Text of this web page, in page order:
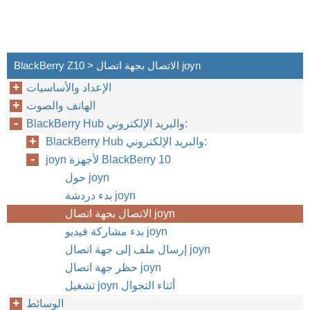
BlackBerry Z10 > الاتصال بجهة اتصال joyn
الإعداد والأساسيات
الهاتف والصوت
BlackBerry Hub والبريد الإلكتروني:
BlackBerry Hub والبريد الإلكتروني:
joyn لأجهزة BlackBerry 10
حول joyn
بدء دردشة joyn
الاتصال بجهة اتصال joyn
بدء مشاركة فيديو joyn
إرسال ملف إلى جهة اتصال joyn
حظر جهة اتصال joyn
تشغيل joyn أثناء التجوال
الوسائط